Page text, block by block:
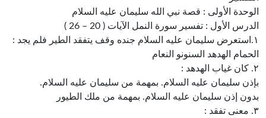
الوحدة الأولى : قصة نبي الله سليمان عليه السلام
الدرس الأول : تفسير سورة النمل الآيات ( 20 – 26 )
١.استعرض سليمان عليه السلام جنده وقف يتفقد الطير فلم يجد :
الحمام الهدهد السنونو النعام
٢. كان غياب الهدهد :
بإذن سليمان عليه السلام. بمهمة من سليمان عليه السلام.
بدون إذن سليمان عليه السلام. بمهمة من ملك الطيور
٣. معنى تفقد :